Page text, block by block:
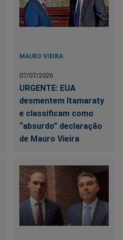
MAURO VIEIRA
07/07/2026
URGENTE: EUA
desmentem Itamaraty
e classificam como
“absurdo” declaração
de Mauro Vieira